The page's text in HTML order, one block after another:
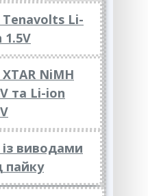
Tenavolts Li-
1.5V
XTAR NiMH
та Li-ion
виводами
пайку